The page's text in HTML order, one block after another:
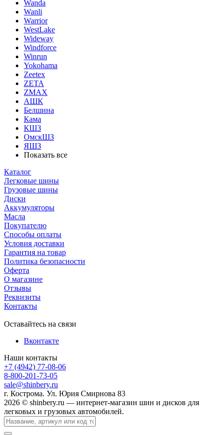
Wanda
Wanli
Warrior
WestLake
Wideway
Windforce
Winrun
Yokohama
Zeetex
ZETA
ZMAX
АШК
Белшина
Кама
КШЗ
ОмскШЗ
ЯШЗ
Показать все
Каталог
Легковые шины
Грузовые шины
Диски
Аккумуляторы
Масла
Покупателю
Способы оплаты
Условия доставки
Гарантия на товар
Политика безопасности
Оферта
О магазине
Отзывы
Реквизиты
Контакты
Оставайтесь на связи
Вконтакте
Наши контакты
+7 (4942) 77-08-06
8-800-201-73-05
sale@shinbery.ru
г. Кострома. Ул. Юрия Смирнова 83
2026 © shinbery.ru — интернет-магазин шин и дисков для
легковых и грузовых автомобилей.